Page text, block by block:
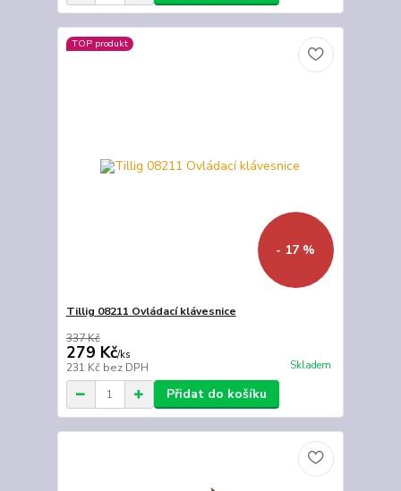
TOP produkt
- 17 %
Tillig 08211 Ovládací klávesnice
337 Kč
279 Kč/ks
231 Kč bez DPH Skladem
Přidat do košíku